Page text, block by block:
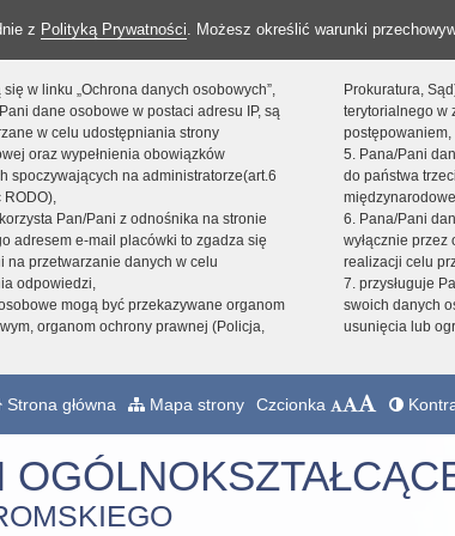
z Polityką Prywatności. Możesz określić warunki
w linku „Ochrona danych osobowych”,
dane osobowe w postaci adresu IP, są
w celu udostępniania strony
oraz wypełnienia obowiązków
spoczywających na administratorze(art.6
RODO),
Pan/Pani z odnośnika na stronie
adresem e-mail placówki to zgadza się
na przetwarzanie danych w celu
odpowiedzi,
mogą być przekazywane organom
organom ochrony prawnej (Policja,
Prokuratura,
terytorialnego w
postępowaniem,
5. Pana/Pani
do państwa
6. Pana/Pani
wyłącznie
realizacji celu
7. przysługuje
swoich danych
usunięcia lub
Strona główna Mapa strony Czcionka